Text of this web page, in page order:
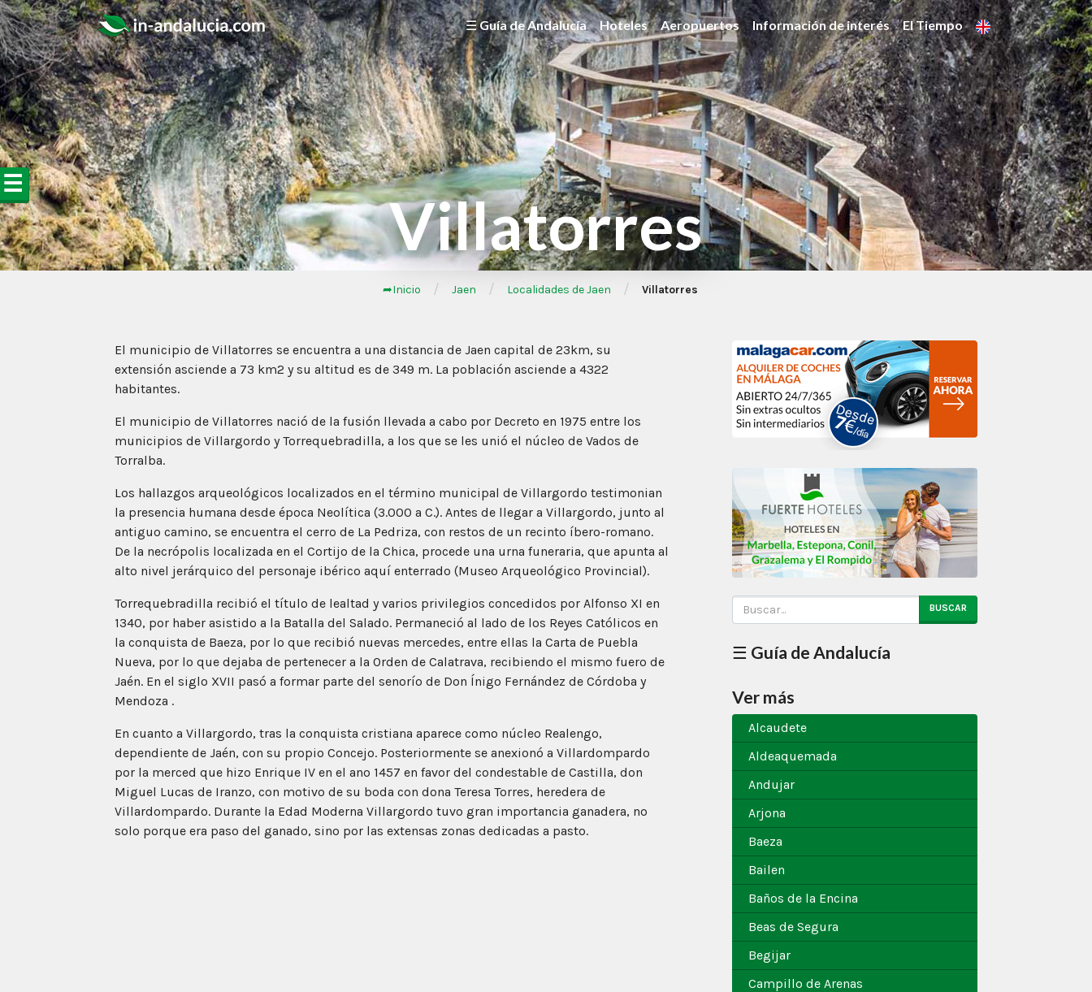
☰ Guía de Andalucía Hoteles Aeropuertos Información de interés El Tiempo
☰
Villatorres
➦Inicio / Jaen / Localidades de Jaen / Villatorres
El municipio de Villatorres se encuentra a una distancia de Jaen capital de 23km, su
extensión asciende a 73 km2 y su altitud es de 349 m. La población asciende a 4322
habitantes.
El municipio de Villatorres nació de la fusión llevada a cabo por Decreto en 1975 entre los
municipios de Villargordo y Torrequebradilla, a los que se les unió el núcleo de Vados de
Torralba.
Los hallazgos arqueológicos localizados en el término municipal de Villargordo testimonian
la presencia humana desde época Neolítica (3.000 a C.). Antes de llegar a Villargordo, junto al
antiguo camino, se encuentra el cerro de La Pedriza, con restos de un recinto íbero-romano.
De la necrópolis localizada en el Cortijo de la Chica, procede una urna funeraria, que apunta al
alto nivel jerárquico del personaje ibérico aquí enterrado (Museo Arqueológico Provincial).
Torrequebradilla recibió el título de lealtad y varios privilegios concedidos por Alfonso XI en
1340, por haber asistido a la Batalla del Salado. Permaneció al lado de los Reyes Católicos en
la conquista de Baeza, por lo que recibió nuevas mercedes, entre ellas la Carta de Puebla
Nueva, por lo que dejaba de pertenecer a la Orden de Calatrava, recibiendo el mismo fuero de
Jaén. En el siglo XVII pasó a formar parte del senorío de Don Ínigo Fernández de Córdoba y
Mendoza .
En cuanto a Villargordo, tras la conquista cristiana aparece como núcleo Realengo,
dependiente de Jaén, con su propio Concejo. Posteriormente se anexionó a Villardompardo
por la merced que hizo Enrique IV en el ano 1457 en favor del condestable de Castilla, don
Miguel Lucas de Iranzo, con motivo de su boda con dona Teresa Torres, heredera de
Villardompardo. Durante la Edad Moderna Villargordo tuvo gran importancia ganadera, no
solo porque era paso del ganado, sino por las extensas zonas dedicadas a pasto.
BUSCAR
☰ Guía de Andalucía
Ver más
Alcaudete
Aldeaquemada
Andujar
Arjona
Baeza
Bailen
Baños de la Encina
Beas de Segura
Begijar
Campillo de Arenas